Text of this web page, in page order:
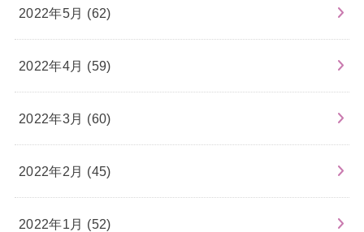
2022年5月 (62)
2022年4月 (59)
2022年3月 (60)
2022年2月 (45)
2022年1月 (52)